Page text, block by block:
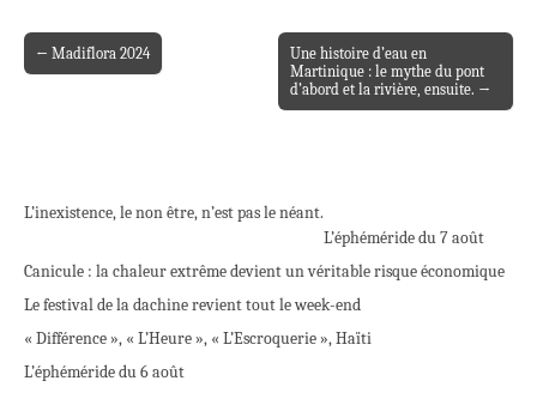
Post navigation
← Madiflora 2024
Une histoire d’eau en
Martinique : le mythe du pont
d’abord et la rivière, ensuite. →
L’inexistence, le non être, n’est pas le néant.
L’éphéméride du 7 août
Canicule : la chaleur extrême devient un véritable risque économique
Le festival de la dachine revient tout le week-end
« Différence », « L’Heure », « L’Escroquerie », Haïti
L’éphéméride du 6 août